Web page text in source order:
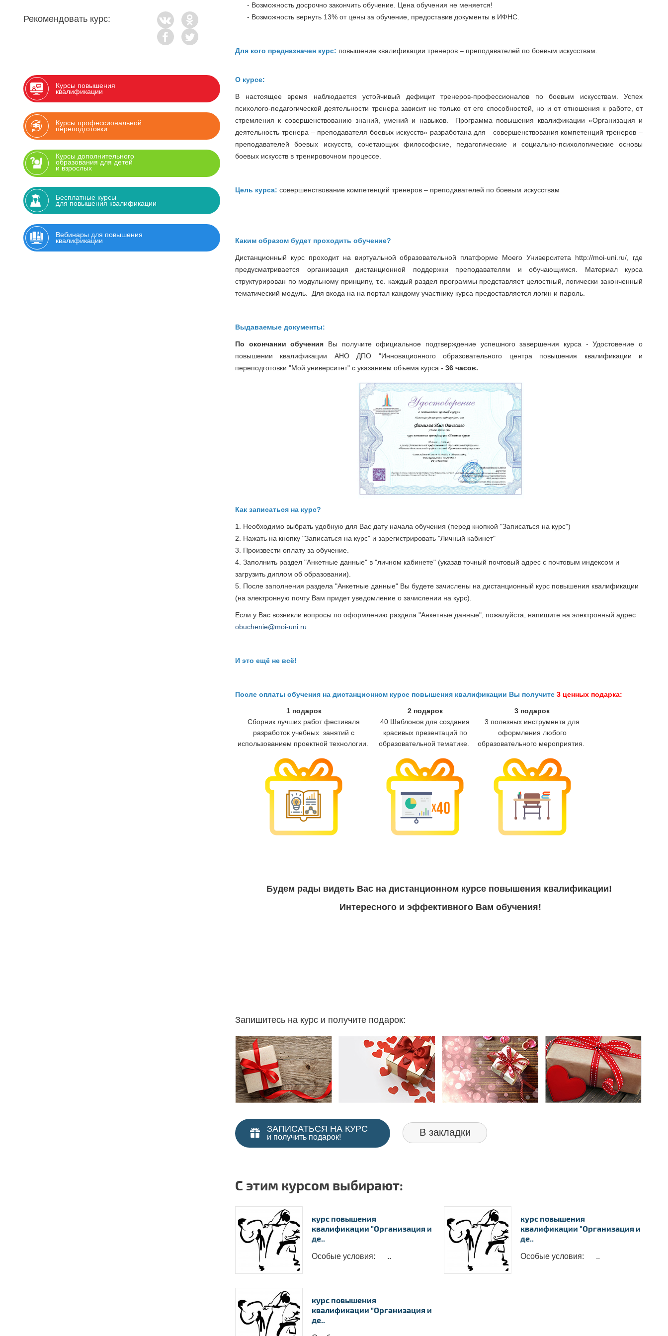
Рекомендовать курс:
Курсы повышения
квалификации
Курсы профессиональной
переподготовки
Курсы дополнительного
образования для детей
и взрослых
Бесплатные курсы
для повышения квалификации
Вебинары для повышения
квалификации
- Возможность досрочно закончить обучение. Цена обучения не меняется!
- Возможность вернуть 13% от цены за обучение, предоставив документы в ИФНС.
Для кого предназначен курс: повышение квалификации тренеров – преподавателей по боевым искусствам.
О курсе:
В настоящее время наблюдается устойчивый дефицит тренеров-профессионалов по боевым искусствам. Успех
психолого-педагогической деятельности тренера зависит не только от его способностей, но и от отношения к работе, от
стремления к совершенствованию знаний, умений и навыков. Программа повышения квалификации «Организация и
деятельность тренера – преподавателя боевых искусств» разработана для совершенствования компетенций тренеров –
преподавателей боевых искусств, сочетающих философские, педагогические и социально-психологические основы
боевых искусств в тренировочном процессе.
Цель курса: совершенствование компетенций тренеров – преподавателей по боевым искусствам
Каким образом будет проходить обучение?
Дистанционный курс проходит на виртуальной образовательной платформе Моего Университета http://moi-uni.ru/, где
предусматривается организация дистанционной поддержки преподавателям и обучающимся. Материал курса
структурирован по модульному принципу, т.е. каждый раздел программы представляет целостный, логически законченный
тематический модуль. Для входа на на портал каждому участнику курса предоставляется логин и пароль.
Выдаваемые документы:
По окончании обучения Вы получите официальное подтверждение успешного завершения курса - Удостовение о
повышении квалификации
АНО ДПО "Инновационного образовательного центра повышения квалификации и
переподготовки "Мой университет" с указанием объема курса - 36 часов.
Как записаться на курс?
1. Необходимо выбрать удобную для Вас дату начала обучения (перед кнопкой "Записаться на курс")
2. Нажать на кнопку "Записаться на курс" и зарегистрировать "Личный кабинет"
3. Произвести оплату за обучение.
4. Заполнить раздел "Анкетные данные" в "личном кабинете" (указав точный почтовый адрес с почтовым индексом и
загрузить диплом об образовании).
5. После заполнения раздела "Анкетные данные" Вы будете зачислены на дистанционный курс повышения квалификации
(на электронную почту Вам придет уведомление о зачислении на курс).
Если у Вас возникли вопросы по оформлению раздела "Анкетные данные", пожалуйста, напишите на электронный адрес
obuchenie@moi-uni.ru
И это ещё не всё!
После оплаты обучения на дистанционном курсе повышения квалификации Вы получите 3 ценных подарка:
1 подарок 2 подарок
3 подарок
Сборник лучших работ фестиваля
разработок учебных занятий с
использованием проектной технологии.
40 Шаблонов для создания
красивых презентаций по
образовательной тематике.
3 полезных инструмента для
оформления любого
образовательного мероприятия.
Будем рады видеть Вас на дистанционном курсе повышения квалификации!
Интересного и эффективного Вам обучения!
Запишитесь на курс и получите подарок:
ЗАПИСАТЬСЯ НА КУРС
и получить подарок! В закладки
С этим курсом выбирают:
курс повышения
квалификации "Организация и
де..
Особые условия: ..
курс повышения
квалификации "Организация и
де..
Особые условия: ..
курс повышения
квалификации "Организация и
де..